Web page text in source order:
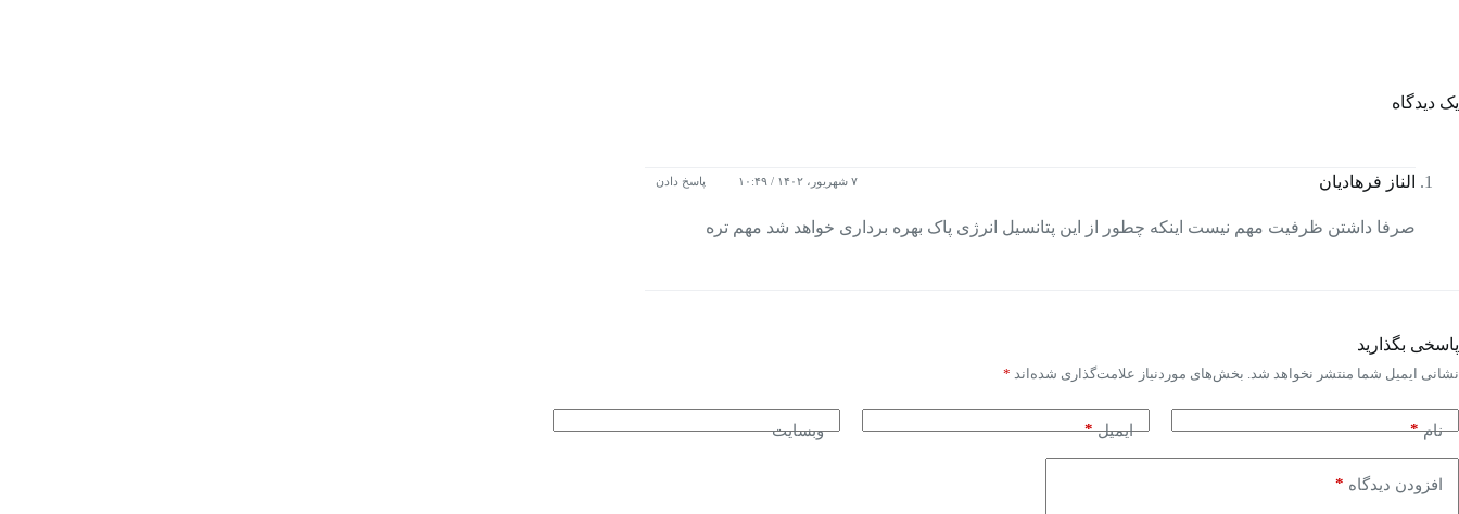
یک دیدگاه
الناز فرهادیان ۷ شهریور، ۱۴۰۲ / ۱۰:۴۹ پاسخ دادن
صرفا داشتن ظرفیت مهم نیست اینکه چطور از این پتانسیل انرژی پاک بهره برداری خواهد شد مهم تره
پاسخی بگذارید
نشانی ایمیل شما منتشر نخواهد شد. بخش‌های موردنیاز علامت‌گذاری شده‌اند *
نام* ایمیل* وبسایت
افزودن دیدگاه *